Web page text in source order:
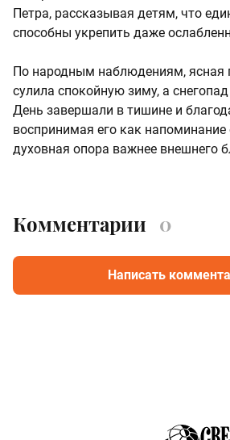
Петра, рассказывая детям, что
способны укрепить даже
По народным наблюдениям, ясная
сулила спокойную зиму, а
День завершали в тишине и
воспринимая его как напоминание
духовная опора важнее внешнего
Комментарии 0
Написать